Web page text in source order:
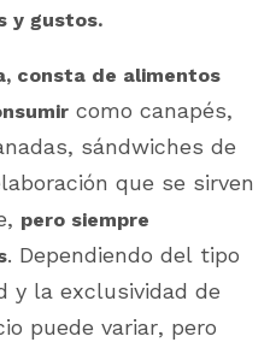
y gustos.
consta de alimentos
como canapés,
sándwiches de
que se sirven
pero siempre
. Dependiendo del tipo
y la exclusividad de
puede variar, pero